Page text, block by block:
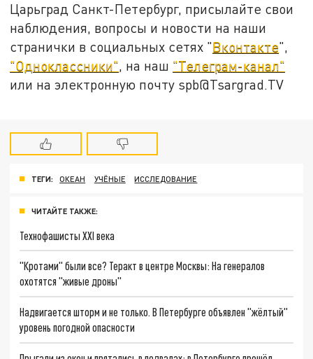
Царьград Санкт-Петербург, присылайте свои
наблюдения, вопросы и новости на наши
странички в социальных сетях "Вконтакте",
"Одноклассники", на наш "Телеграм-канал"
или на электронную почту spb@Tsargrad.TV
ТЕГИ: ОКЕАН УЧЁНЫЕ ИССЛЕДОВАНИЕ
ЧИТАЙТЕ ТАКЖЕ:
Технофашисты XXI века
"Кротами" были все? Теракт в центре Москвы: На генералов
охотятся "живые дроны"
Надвигается шторм и не только. В Петербурге объявлен "жёлтый"
уровень погодной опасности